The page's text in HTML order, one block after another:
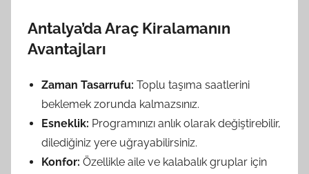
Antalya’da Araç Kiralamanın
Avantajları
Zaman Tasarrufu: Toplu taşıma saatlerini
beklemek zorunda kalmazsınız.
Esneklik: Programınızı anlık olarak değiştirebilir,
dilediğiniz yere uğrayabilirsiniz.
Konfor: Özellikle aile ve kalabalık gruplar için